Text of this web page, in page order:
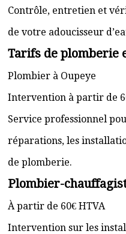
Contrôle, entretien et
de votre adoucisseur
Tarifs de plomberie
Plombier à Oupeye
Intervention à partir de
Service professionnel
réparations, les
de plomberie.
Plombier-
À partir de 60€ HTVA
Intervention sur les